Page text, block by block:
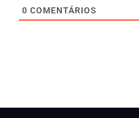
0 COMENTÁRIOS